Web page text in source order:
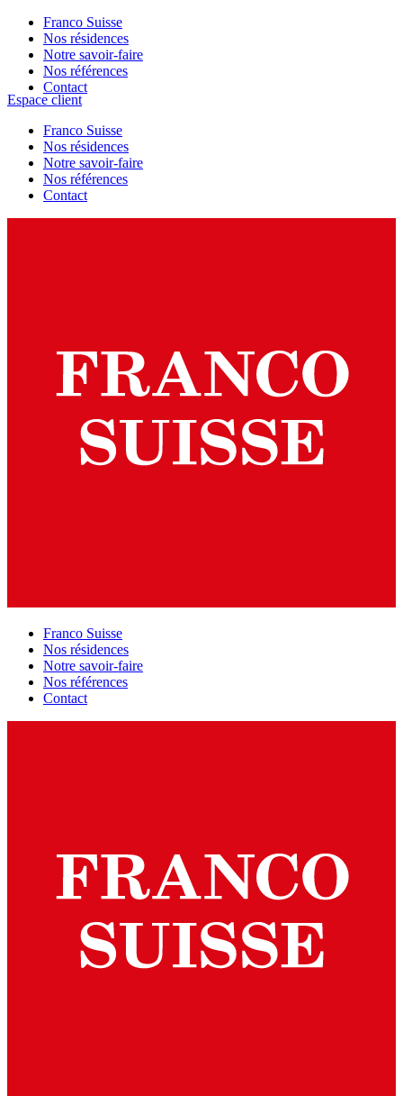
Franco Suisse
Nos résidences
Notre savoir-faire
Nos références
Contact
Espace client
Franco Suisse
Nos résidences
Notre savoir-faire
Nos références
Contact
Franco Suisse
Nos résidences
Notre savoir-faire
Nos références
Contact